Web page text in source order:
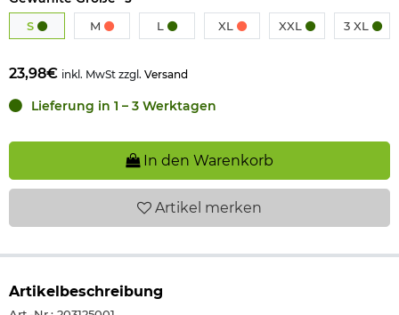
S M L XL XXL 3 XL
23,98€ inkl. MwSt zzgl. Versand
Lieferung in 1 – 3 Werktagen
In den Warenkorb
Artikel merken
Artikelbeschreibung